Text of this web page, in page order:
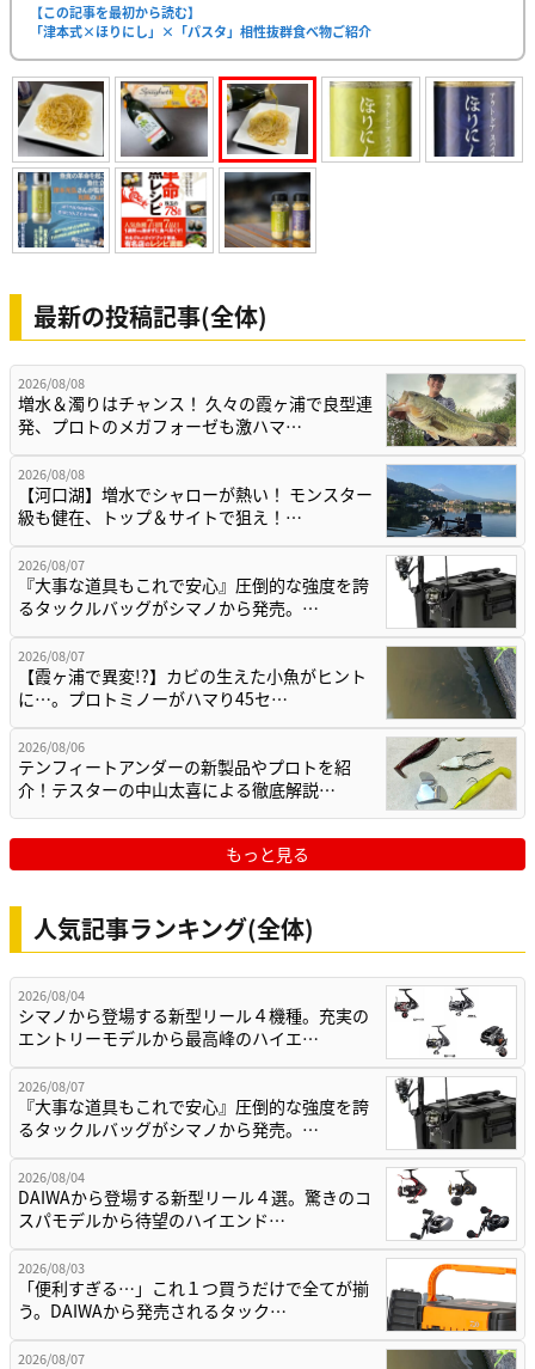
【この記事を最初から読む】
「津本式×ほりにし」×「パスタ」相性抜群食べ物ご紹介
最新の投稿記事(全体)
2026/08/08
増水＆濁りはチャンス！ 久々の霞ヶ浦で良型連
発、プロトのメガフォーゼも激ハマ…
2026/08/08
【河口湖】増水でシャローが熱い！ モンスター
級も健在、トップ＆サイトで狙え！…
2026/08/07
『大事な道具もこれで安心』圧倒的な強度を誇
るタックルバッグがシマノから発売。…
2026/08/07
【霞ヶ浦で異変!?】カビの生えた小魚がヒント
に…。プロトミノーがハマり45セ…
2026/08/06
テンフィートアンダーの新製品やプロトを紹
介！テスターの中山太喜による徹底解説…
もっと見る
人気記事ランキング(全体)
2026/08/04
シマノから登場する新型リール４機種。充実の
エントリーモデルから最高峰のハイエ…
2026/08/07
『大事な道具もこれで安心』圧倒的な強度を誇
るタックルバッグがシマノから発売。…
2026/08/04
DAIWAから登場する新型リール４選。驚きのコ
スパモデルから待望のハイエンド…
2026/08/03
「便利すぎる…」これ１つ買うだけで全てが揃
う。DAIWAから発売されるタック…
2026/08/07